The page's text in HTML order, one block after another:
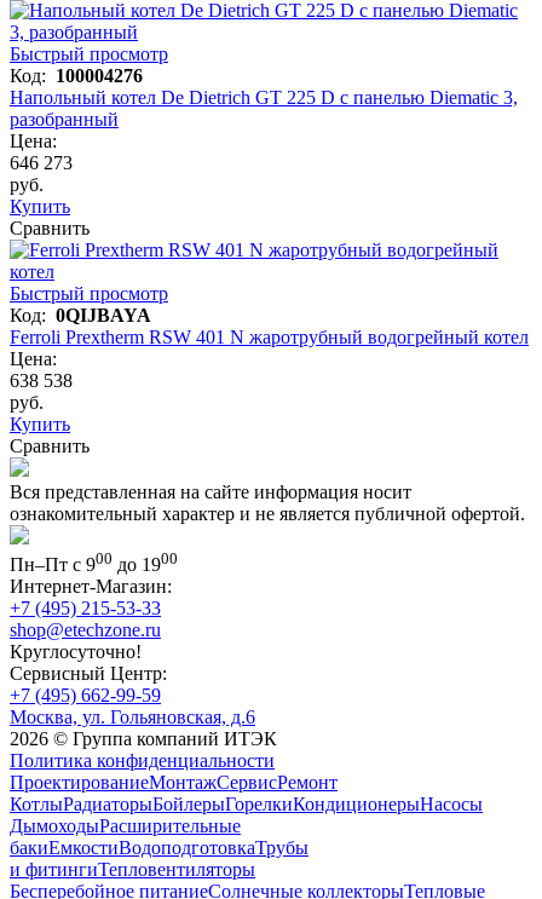
Быстрый просмотр
Код: 100004276
Напольный котел De Dietrich GT 225 D с панелью Diematic 3,
разобранный
Цена:
646 273
руб.
Купить
Сравнить
Быстрый просмотр
Код: 0QIJBAYA
Ferroli Prextherm RSW 401 N жаротрубный водогрейный котел
Цена:
638 538
руб.
Купить
Сравнить
Вся представленная на сайте информация носит
ознакомительный характер и не является публичной офертой.
Пн–Пт с 900 до 1900
Интернет-Магазин:
+7 (495) 215-53-33
shop@etechzone.ru
Круглосуточно!
Сервисный Центр:
+7 (495) 662-99-59
Москва, ул. Гольяновская, д.6
2026 © Группа компаний ИТЭК
Политика конфиденциальности
ПроектированиеМонтажСервисРемонт
КотлыРадиаторыБойлерыГорелкиКондиционерыНасосы
ДымоходыРасширительные
бакиЕмкостиВодоподготовкаТрубы
и фитингиТепловентиляторы
Бесперебойное питаниеСолнечные коллекторыТепловые